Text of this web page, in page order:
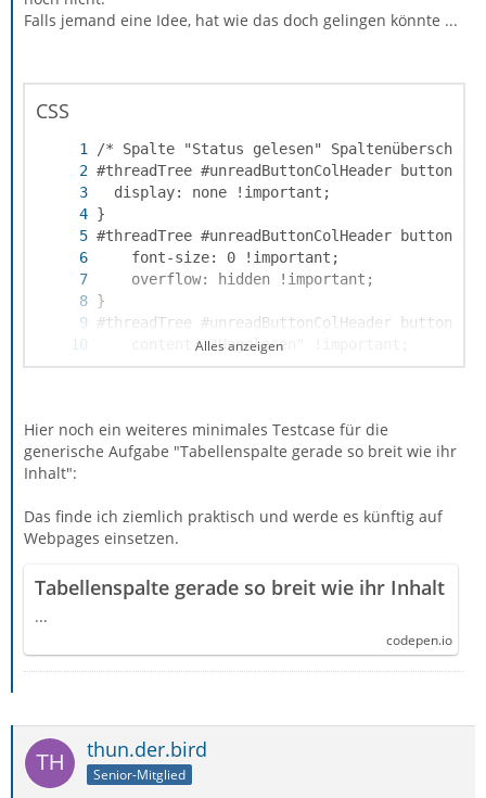
Falls jemand eine Idee, hat wie das doch gelingen könnte ...
CSS
Alles anzeigen
Hier noch ein weiteres minimales Testcase für die
generische Aufgabe "Tabellenspalte gerade so breit wie ihr
Inhalt":
Das finde ich ziemlich praktisch und werde es künftig auf
Webpages einsetzen.
Tabellenspalte gerade so breit wie ihr Inhalt
...
codepen.io
thun.der.bird
Senior-Mitglied